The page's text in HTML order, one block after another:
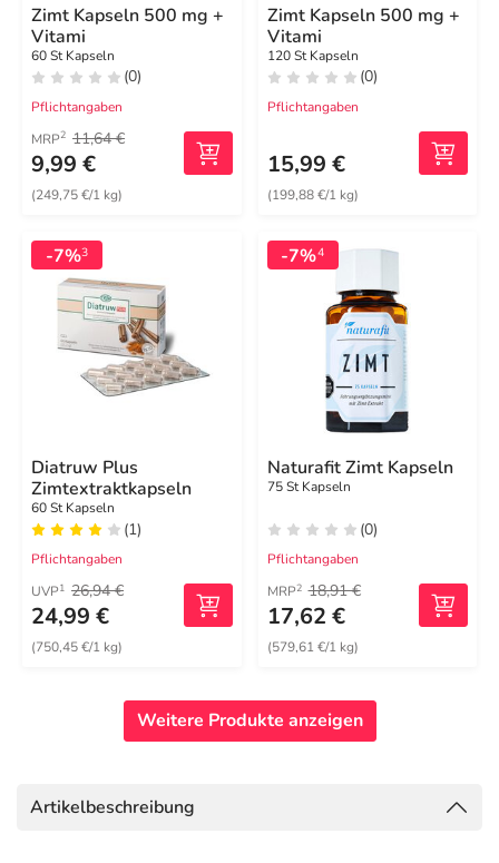
Zimt Kapseln 500 mg +
Vitami
60 St Kapseln
(0)
Pflichtangaben
MRP2 11,64 €
9,99 €
(249,75 €/1 kg)
Zimt Kapseln 500 mg +
Vitami
120 St Kapseln
(0)
Pflichtangaben
15,99 €
(199,88 €/1 kg)
-7%3
Diatruw Plus
Zimtextraktkapseln
60 St Kapseln
(1)
Pflichtangaben
UVP1 26,94 €
24,99 €
(750,45 €/1 kg)
-7%4
Naturafit Zimt Kapseln
75 St Kapseln
(0)
Pflichtangaben
MRP2 18,91 €
17,62 €
(579,61 €/1 kg)
Weitere Produkte anzeigen
Artikelbeschreibung